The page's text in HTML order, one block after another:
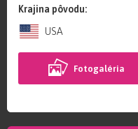
Krajina pôvodu:
USA
Fotogaléria